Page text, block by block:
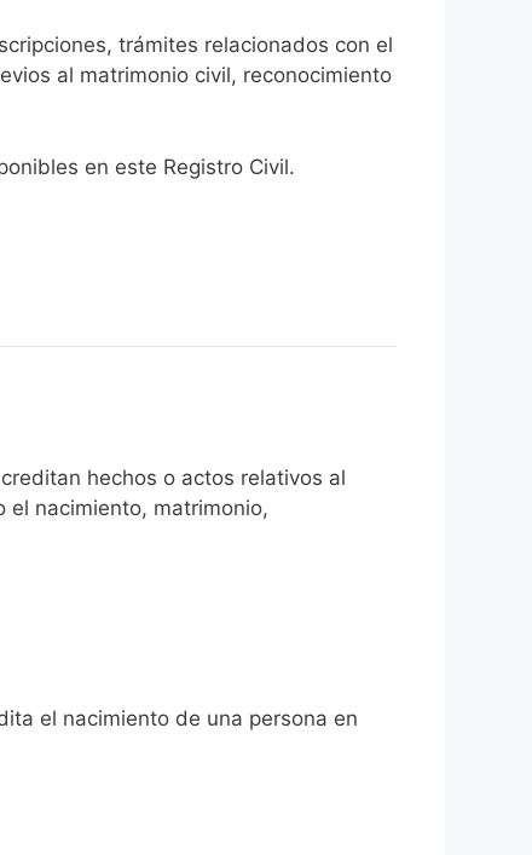
trámites relacionados con el
al matrimonio civil, reconocimiento
en este Registro Civil.​
hechos o actos relativos al
el nacimiento, matrimonio,
el nacimiento de una persona en